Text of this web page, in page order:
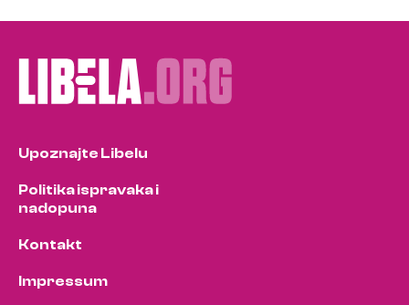
Upoznajte Libelu
Politika ispravaka i
nadopuna
Kontakt
Impressum